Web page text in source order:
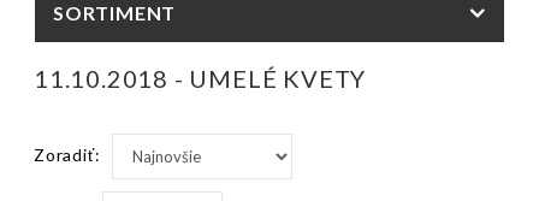
SORTIMENT
11.10.2018 - UMELÉ KVETY
Zoradiť: